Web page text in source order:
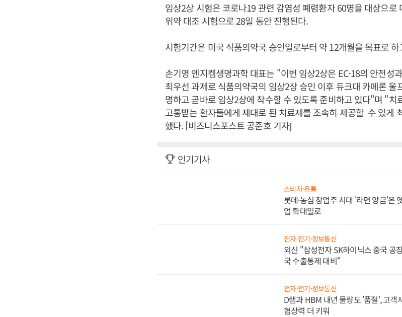
임상2상 시험은 코로나19 관련 감염성 폐렴환자 60명을 대상으로
위약 대조 시험으로 28일 동안 진행된다.
시험기간은 미국 식품의약국 승인일로부터 약 12개월을 목표로 하
손기영 엔지켐생명과학 대표는 "이번 임상2상은 EC-18의 안전성
최우선 과제로 식품의약국의 임상2상 승인 이후 듀크대 카메론 울
명하고 곧바로 임상2상에 착수할 수 있도록 준비하고 있다"며 "치
고통받는 환자들에게 제대로 된 치료제를 조속히 제공할 수 있게
했다. [비즈니스포스트 공준호 기자]
인기기사
소비자·유통
롯데·농심 창업주 시대 '라면 앙금'은
업 확대일로
전자·전기·정보통신
외신 "삼성전자 SK하이닉스 중국 공
국 수출통제 대비"
전자·전기·정보통신
D램과 HBM 내년 물량도 '품절', 고객
협상력 더 키워